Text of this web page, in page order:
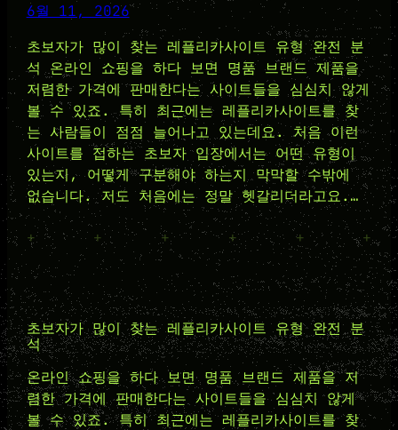
6월 11, 2026
초보자가 많이 찾는 레플리카사이트 유형 완전 분
석 온라인 쇼핑을 하다 보면 명품 브랜드 제품을
저렴한 가격에 판매한다는 사이트들을 심심치 않게
볼 수 있죠. 특히 최근에는 레플리카사이트를 찾
는 사람들이 점점 늘어나고 있는데요. 처음 이런
사이트를 접하는 초보자 입장에서는 어떤 유형이
있는지, 어떻게 구분해야 하는지 막막할 수밖에
없습니다. 저도 처음에는 정말 헷갈리더라고요.…
+ + + + + +
초보자가 많이 찾는 레플리카사이트 유형 완전 분
석
온라인 쇼핑을 하다 보면 명품 브랜드 제품을 저
렴한 가격에 판매한다는 사이트들을 심심치 않게
볼 수 있죠. 특히 최근에는 레플리카사이트를 찾